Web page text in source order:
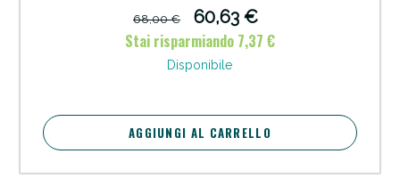
68,00 €
60,63 €
Stai risparmiando 7,37 €
Disponibile
AGGIUNGI AL CARRELLO